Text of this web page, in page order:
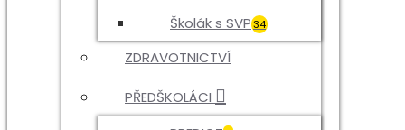
Školák s SVP34
ZDRAVOTNICTVÍ
PŘEDŠKOLÁCI